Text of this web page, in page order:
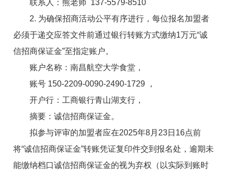
联系人：熊老师 137-5579-8510
2. 为确保招商活动公平有序进行，每位报名加盟者
必须于递交应答文件前通过银行转账方式缴纳1万元“诚
信招商保证金”至指定账户。
账户名称：南昌航空大学食堂，
账号 150-2209-0090-2490-1729
，
开户行：工商银行青山湖支行，
摘要：诚信招商保证金。
拟参与评审的加盟者应在2025年8月 23日16点前
将“诚信招商保证金”转账凭证复印件交到报名处，逾期未
能缴纳档口诚信招商保证金的视为弃权（以实际到账时